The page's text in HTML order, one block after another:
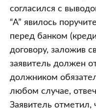
согласился с
“А” явилось
перед банком
договору, заложив
заявитель должен
должником
любом случае,
Заявитель отметил,